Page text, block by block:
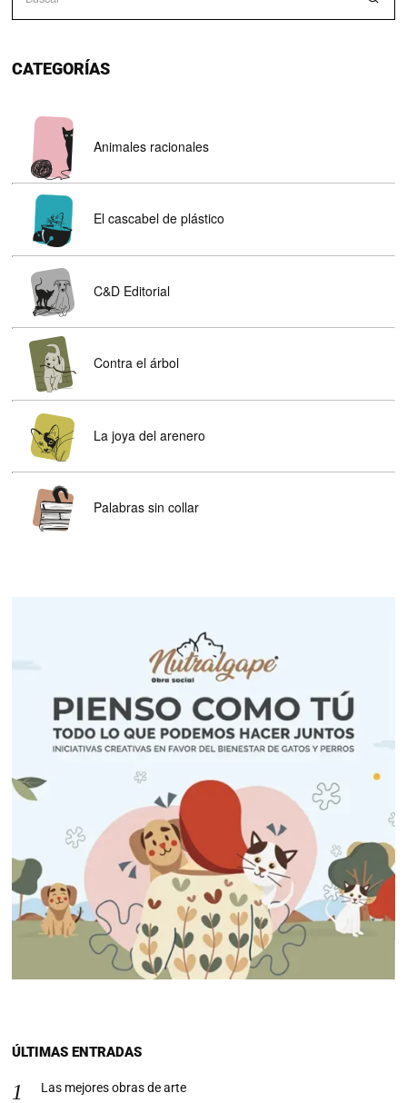
CATEGORÍAS
Animales racionales
El cascabel de plástico
C&D Editorial
Contra el árbol
La joya del arenero
Palabras sin collar
ÚLTIMAS ENTRADAS
Las mejores obras de arte